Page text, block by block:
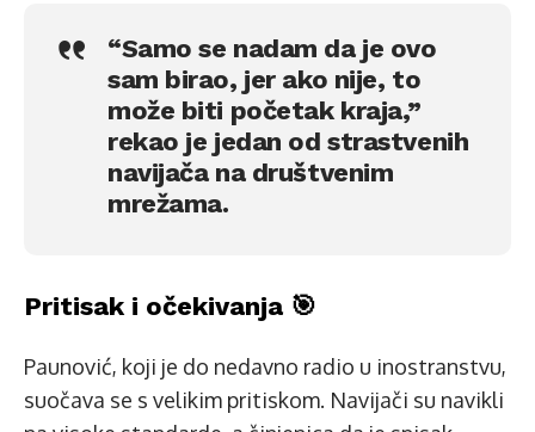
“Samo se nadam da je ovo
sam birao, jer ako nije, to
može biti početak kraja,”
rekao je jedan od strastvenih
navijača na društvenim
mrežama.
Pritisak i očekivanja 🎯
Paunović, koji je do nedavno radio u inostranstvu,
suočava se s velikim pritiskom. Navijači su navikli